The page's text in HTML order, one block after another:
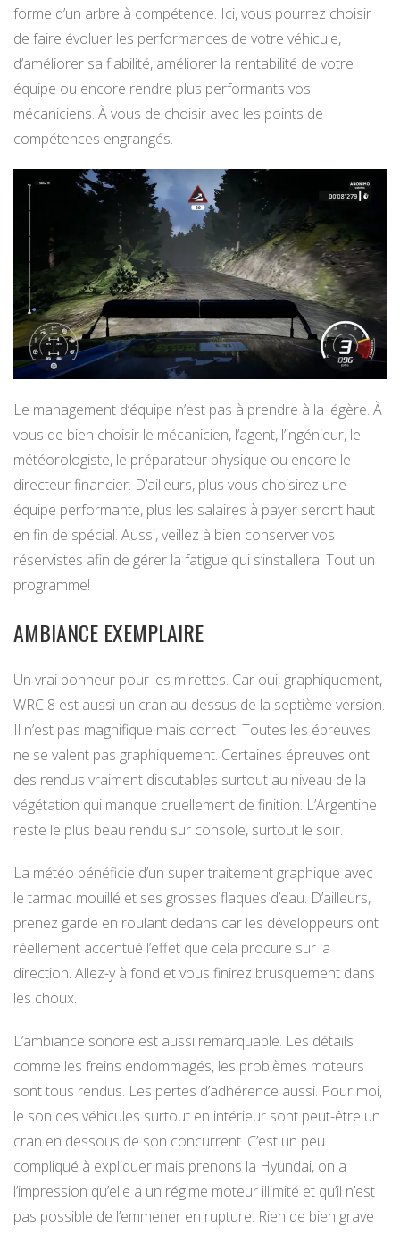
forme d’un arbre à compétence. Ici, vous pourrez choisir
de faire évoluer les performances de votre véhicule,
d’améliorer sa fiabilité, améliorer la rentabilité de votre
équipe ou encore rendre plus performants vos
mécaniciens. À vous de choisir avec les points de
compétences engrangés.
Le management d’équipe n’est pas à prendre à la légère. À
vous de bien choisir le mécanicien, l’agent, l’ingénieur, le
météorologiste, le préparateur physique ou encore le
directeur financier. D’ailleurs, plus vous choisirez une
équipe performante, plus les salaires à payer seront haut
en fin de spécial. Aussi, veillez à bien conserver vos
réservistes afin de gérer la fatigue qui s’installera. Tout un
programme!
AMBIANCE EXEMPLAIRE
Un vrai bonheur pour les mirettes. Car oui, graphiquement,
WRC 8 est aussi un cran au-dessus de la septième version.
Il n’est pas magnifique mais correct. Toutes les épreuves
ne se valent pas graphiquement. Certaines épreuves ont
des rendus vraiment discutables surtout au niveau de la
végétation qui manque cruellement de finition. L’Argentine
reste le plus beau rendu sur console, surtout le soir.
La météo bénéficie d’un super traitement graphique avec
le tarmac mouillé et ses grosses flaques d’eau. D’ailleurs,
prenez garde en roulant dedans car les développeurs ont
réellement accentué l’effet que cela procure sur la
direction. Allez-y à fond et vous finirez brusquement dans
les choux.
L’ambiance sonore est aussi remarquable. Les détails
comme les freins endommagés, les problèmes moteurs
sont tous rendus. Les pertes d’adhérence aussi. Pour moi,
le son des véhicules surtout en intérieur sont peut-être un
cran en dessous de son concurrent. C’est un peu
compliqué à expliquer mais prenons la Hyundai, on a
l’impression qu’elle a un régime moteur illimité et qu’il n’est
pas possible de l’emmener en rupture. Rien de bien grave